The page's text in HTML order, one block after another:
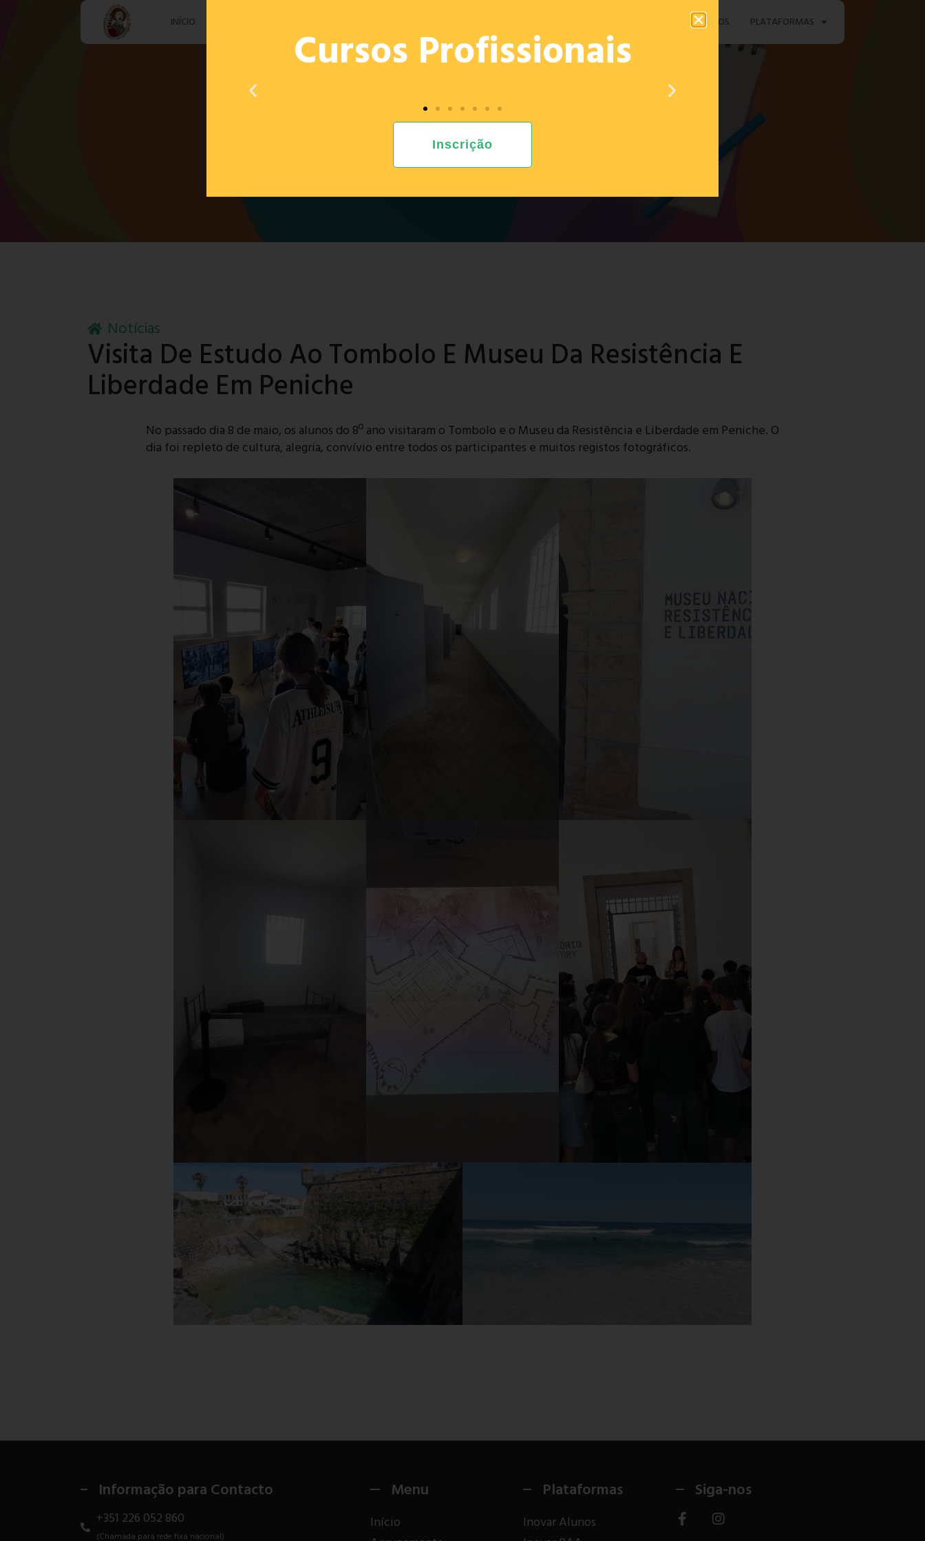
INÍCIO CONTACTOS PLATAFORMAS
Notícias
Visita De Estudo Ao Tombolo E Museu Da Resistência E
Liberdade Em Peniche
No passado dia 8 de maio, os alunos do 8º ano visitaram o Tombolo e o Museu da Resistência e Liberdade em Peniche. O
dia foi repleto de cultura, alegria, convívio entre todos os participantes e muitos registos fotográficos.
Informação para Contacto
+351 226 052 860
(Chamada para rede fixa nacional)
Menu
Início
Plataformas
Inovar Alunos
Siga-nos
Cursos Profissionais